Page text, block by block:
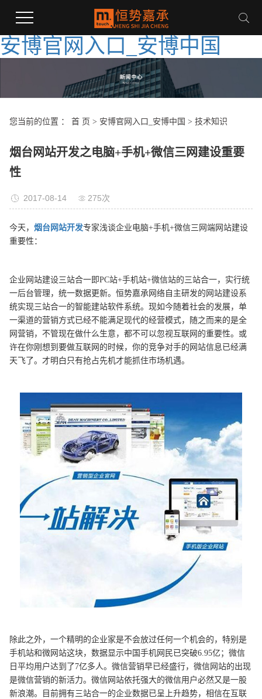
安博官网入口_安博中国
您当前的位置 ： 首 页 > 安博官网入口_安博中国 > 技术知识
烟台网站开发之电脑+手机+微信三网建设重要
性
2017-08-14 275次
今天， 烟台网站开发专家浅谈企业电脑+手机+微信三网端网站建设
重要性：
企业网站建设三站合一即PC站+手机站+微信站的三站合一，实行统
一后台管理，统一数据更新。恒势嘉承网络自主研发的网站建设系
统实现三站合一的智能建站软件系统。现如今随着社会的发展，单
一渠道的营销方式已经不能满足现代的经营模式，随之而来的是全
网营销，不管现在做什么生意，都不可以忽视互联网的重要性。或
许在你刚想到要做互联网的时候，你的竞争对手的网站信息已经满
天飞了。才明白只有抢占先机才能抓住市场机遇。
除此之外，一个精明的企业家是不会放过任何一个机会的，特别是
手机站和微网站这块，数据显示中国手机网民已突破6.95亿；微信
日平均用户达到了7亿多人。微信营销早已经盛行，微信网站的出现
是微信营销的新活力。微信网站依托强大的微信用户必然又是一股
新浪潮。目前拥有三站合一的企业数据已呈上升趋势，相信在互联